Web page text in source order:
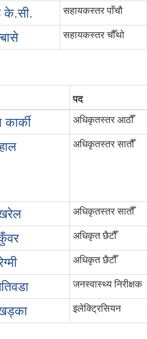
के.सी. सहायकस्तर पाँचौ
सहायकस्तर चौँथो
पद
कार्की अधिकृतस्तर आठौँ
अधिकृतस्तर सातौँ
खरेल अधिकृतस्तर सातौँ
अधिकृत छैटौँ
अधिकृत छैटौँ
जनस्वास्थ्य निरीक्षक
इलेक्ट्रिसियन